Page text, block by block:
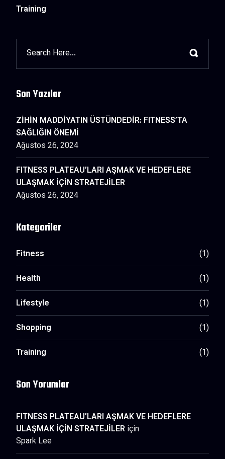
Training
Son Yazılar
ZİHİN MADDİYATIN ÜSTÜNDEDİR: FITNESS’TA
SAĞLIĞIN ÖNEMİ
Ağustos 26, 2024
FITNESS PLATEAU’LARI AŞMAK VE HEDEFLERE
ULAŞMAK İÇİN STRATEJİLER
Ağustos 26, 2024
Kategoriler
Fitness
(1)
Health
(1)
Lifestyle
(1)
Shopping
(1)
Training
(1)
Son Yorumlar
FITNESS PLATEAU’LARI AŞMAK VE HEDEFLERE
ULAŞMAK İÇİN STRATEJİLER için
Spark Lee